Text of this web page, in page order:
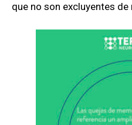
que no son excluyentes de